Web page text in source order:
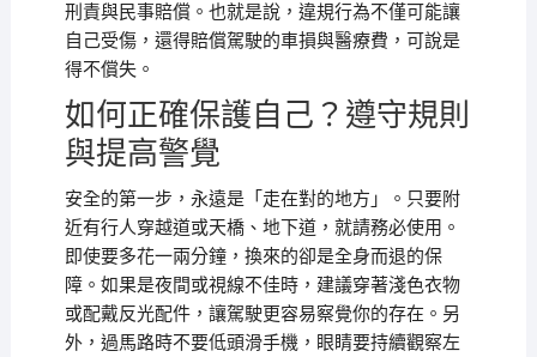
刑責與民事賠償。也就是說，違規行為不僅可能讓
自己受傷，還得賠償駕駛的車損與醫療費，可說是
得不償失。
如何正確保護自己？遵守規則
與提高警覺
安全的第一步，永遠是「走在對的地方」。只要附
近有行人穿越道或天橋、地下道，就請務必使用。
即使要多花一兩分鐘，換來的卻是全身而退的保
障。如果是夜間或視線不佳時，建議穿著淺色衣物
或配戴反光配件，讓駕駛更容易察覺你的存在。另
外，過馬路時不要低頭滑手機，眼睛要持續觀察左